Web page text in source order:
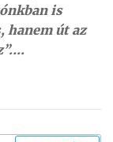
is
hanem út az